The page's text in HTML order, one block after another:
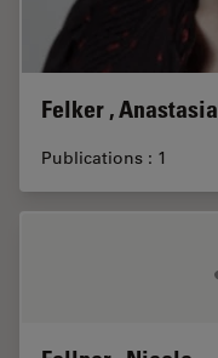
Felker , Anastasia
Publications : 1